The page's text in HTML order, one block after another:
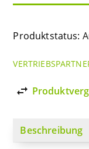
Produktstatus:
import_export
Beschreibung